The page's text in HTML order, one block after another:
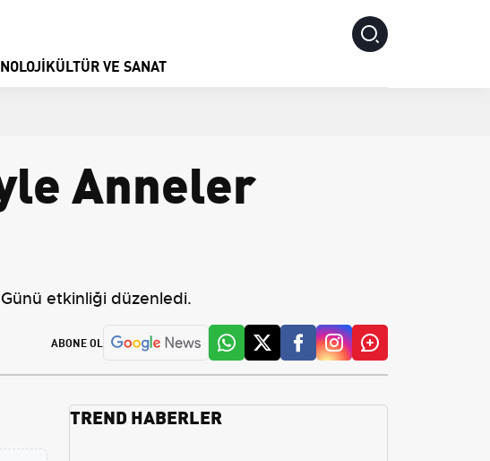
KÜLTÜR VE SANAT
Anneler
etkinliği düzenledi.
ABONE OL
TREND HABERLER